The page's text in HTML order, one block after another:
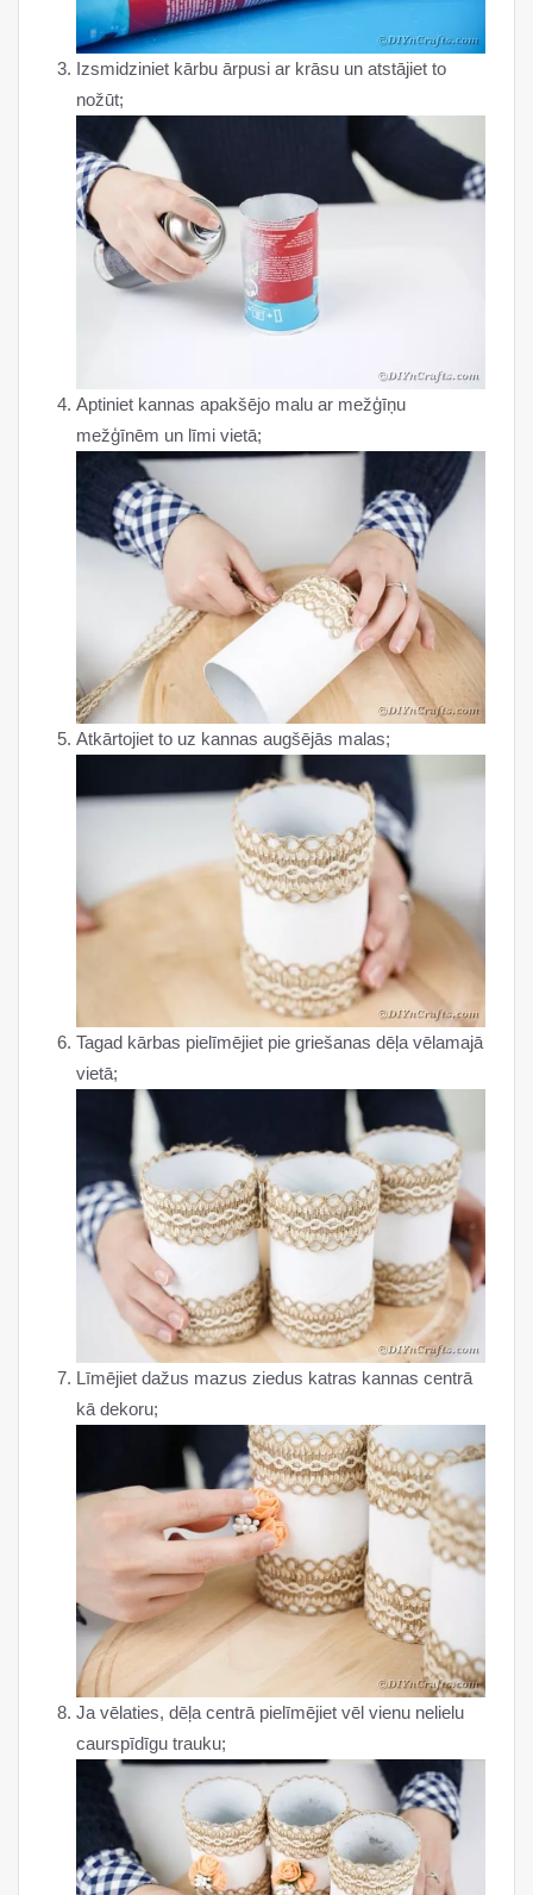
Izsmidziniet kārbu ārpusi ar krāsu un atstājiet to
nožūt;
Aptiniet kannas apakšējo malu ar mežģīņu
mežģīnēm un līmi vietā;
Atkārtojiet to uz kannas augšējās malas;
Tagad kārbas pielīmējiet pie griešanas dēļa vēlamajā
vietā;
Līmējiet dažus mazus ziedus katras kannas centrā
kā dekoru;
Ja vēlaties, dēļa centrā pielīmējiet vēl vienu nelielu
caurspīdīgu trauku;